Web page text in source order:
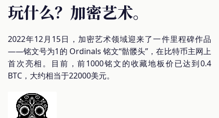
玩什么？加密艺术。
2022年12月15日，加密艺术领域迎来了一件里程碑作品
——铭文号为1的 Ordinals 铭文“骷髅头”，在比特币主网上
首次亮相。目前，前1000铭文的收藏地板价已达到0.4
BTC，大约相当于22000美元。